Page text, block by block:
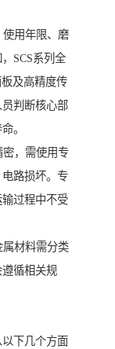
用年限、磨
SCS系列全
及高精度传
判断核心部
。
，需使用专
路损坏。专
过程中不受
材料需分类
循相关规
下几个方面